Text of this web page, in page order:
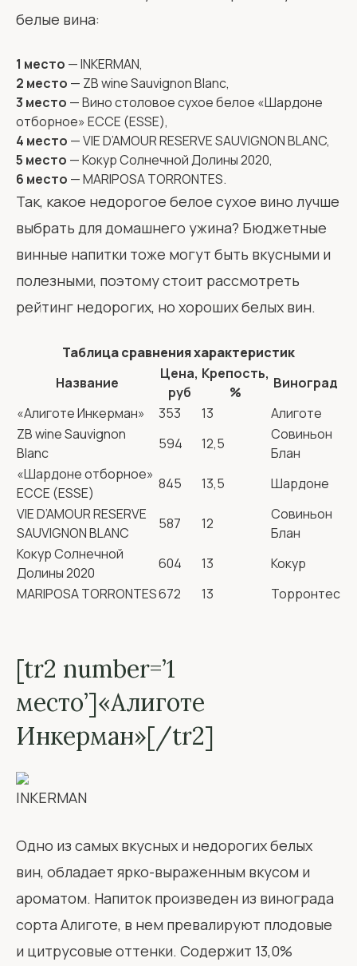
белые вина:
1 место — INKERMAN,
2 место — ZB wine Sauvignon Blanc,
3 место — Вино столовое сухое белое «Шардоне
отборное» ЕССЕ (ESSE),
4 место — VIE D’AMOUR RESERVE SAUVIGNON BLANC,
5 место — Кокур Солнечной Долины 2020,
6 место — MARIPOSA TORRONTES.
Так, какое недорогое белое сухое вино лучше
выбрать для домашнего ужина? Бюджетные
винные напитки тоже могут быть вкусными и
полезными, поэтому стоит рассмотреть
рейтинг недорогих, но хороших белых вин.
Таблица сравнения характеристик
Название
Цена,
руб
Крепость,
%
Виноград
«Алиготе Инкерман»
353 13
Алиготе
ZB wine Sauvignon
Blanc
594 12,5
Совиньон
Блан
«Шардоне отборное»
ЕССЕ (ESSE)
845 13,5
Шардоне
VIE D’AMOUR RESERVE
SAUVIGNON BLANC
587 12
Совиньон
Блан
Кокур Солнечной
Долины 2020
604 13
Кокур
MARIPOSA TORRONTES672 13 Торронтес
[tr2 number=’1
место’]«Алиготе
Инкерман»[/tr2]
Одно из самых вкусных и недорогих белых
вин, обладает ярко-выраженным вкусом и
ароматом. Напиток произведен из винограда
сорта Алиготе, в нем превалируют плодовые
и цитрусовые оттенки. Содержит 13,0%